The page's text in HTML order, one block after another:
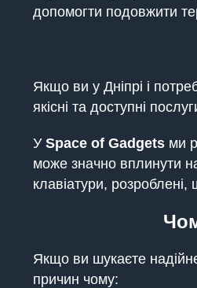
допомогти подовжити
Якщо ви у Дніпрі і
якісні та доступні
У Space of Gadgets ми
може значно вплинути
клавіатури,
Якщо ви шукаєте
причин чому: